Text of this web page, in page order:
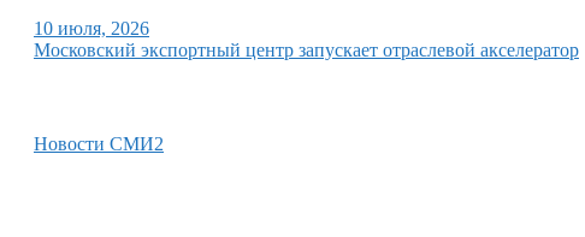
10 июля, 2026
Московский экспортный центр запускает отраслевой акселератор
Новости СМИ2